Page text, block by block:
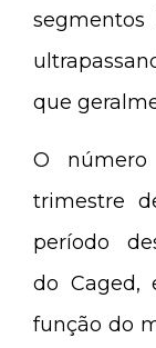
segmentos
que
O
trimestre
período
do Caged,
função do